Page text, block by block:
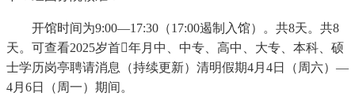
开馆时间为9:00—17:30（17:00遏制入馆）。共8天。共8
天。可查看2025岁首年月中、中专、高中、大专、本科、硕
士学历岗亭聘请消息（持续更新）清明假期4月4日（周六）—
4月6日（周一）期间。